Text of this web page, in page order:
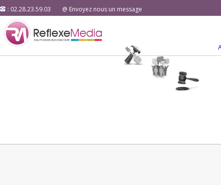
: 02.28.23.59.03 @ Envoyez nous un message